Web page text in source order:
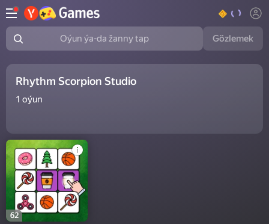
Oýun ýa-da žanny tap Gözlemek
Rhythm Scorpion Studio
1 oýun
62